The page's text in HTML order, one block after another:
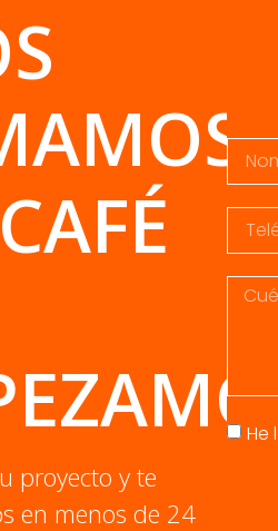
proyecto y te
en menos de 24
He